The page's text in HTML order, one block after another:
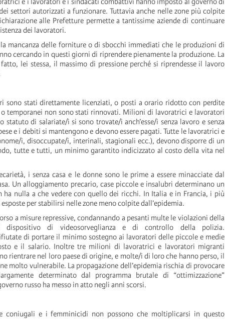
settori autorizzati a funzionare. Tuttavia anche nelle zone più colpite
alle Prefetture permette a tantissime aziende di continuare
dei lavoratori.
mancanza delle forniture o di sbocchi immediati che le produzioni di
cercando in questi giorni di riprendere pienamente la produzione. La
lei stessa, il massimo di pressione perché si riprendesse il lavoro
sono stati direttamente licenziati, o posti a orario ridotto con perdite
temporanei non sono stati rinnovati. Milioni di lavoratrici e lavoratori
di salariate/i si sono trovate/i anch’esse/i senza lavoro e senza
e i debiti si mantengono e devono essere pagati. Tutte le lavoratrici e
i, disoccupate/i, interinali, stagionali ecc.), devono disporre di un
tutte e tutti, un minimo garantito indicizzato al costo della vita nel
i senza casa e le donne sono le prime a essere minacciate dal
Un alloggiamento precario, case piccole e insalubri determinano un
ha nulla a che vedere con quello dei ricchi. In Italia e in Francia, i più
per stabilirsi nelle zone meno colpite dall’epidemia.
a misure repressive, condannando a pesanti multe le violazioni della
dispositivo di videosorveglianza e di controllo della polizia.
di portare il minimo sostegno ai lavoratori delle piccole e medie
e il salario. Inoltre tre milioni di lavoratrici e lavoratori migranti
rientrare nel loro paese di origine, e molte/i di loro che hanno perso, il
molto vulnerabile. La propagazione dell’epidemia rischia di provocare
determinato dal programma brutale di “ottimizzazione”
russo ha messo in atto negli anni scorsi.
coniugali e i femminicidi non possono che moltiplicarsi in questo